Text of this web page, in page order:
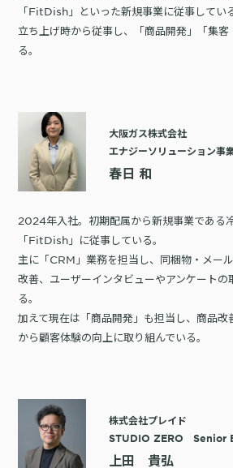
「FitDish」といった新規事業に従事してい
立ち上げ時から従事し、「商品開発」「集
る。
大阪ガス株式会社
エナジーソリューション事
春日 和
2024年入社。初期配属から新規事業である
「FitDish」に従事している。
主に「CRM」業務を担当し、同梱物・メー
改善、ユーザーインタビューやアンケートの
る。
加えて現在は「商品開発」も担当し、商品改
から顧客体験の向上に取り組んでいる。
株式会社プレイド
STUDIO ZERO Senior
上田 貴弘